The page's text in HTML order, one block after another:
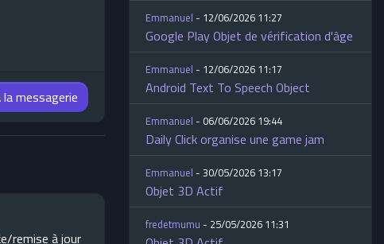
messagerie
remise à jour
Emmanuel- 12/06/2026 11:27
Google Play Objet de vérification d'âge
Emmanuel- 12/06/2026 11:17
Android Text To Speech Object
Emmanuel- 06/06/2026 19:44
Daily Click organise une game jam
Emmanuel- 30/05/2026 13:17
Objet 3D Actif
fredetmumu- 25/05/2026 11:31